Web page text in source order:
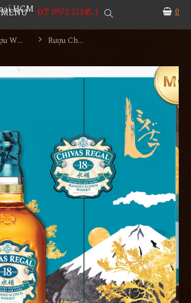
0
MENU ĐT 0972.12345.1
Rượu Whisky Rượu Chivas 18YO Mizunara Hộp Quà 2023